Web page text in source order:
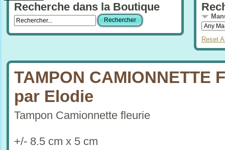
Recherche dans la Boutique
Reset
TAMPON CAMIONNETTE
par Elodie
Tampon Camionnette fleurie
+/- 8.5 cm x 5 cm